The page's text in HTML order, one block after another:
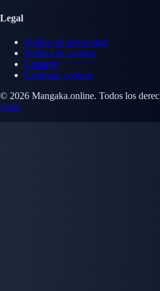
Legal
Política de privacidad
Política de cookies
Contacto
Gestionar cookies
© 2026 Mangaka.online. Todos los
Astro